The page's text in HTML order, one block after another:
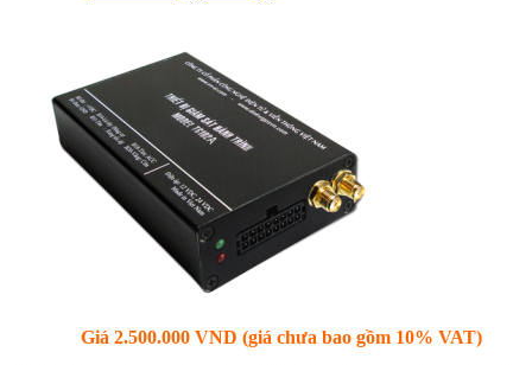
Giá 2.500.000 VND (giá chưa bao gồm 10% VAT)